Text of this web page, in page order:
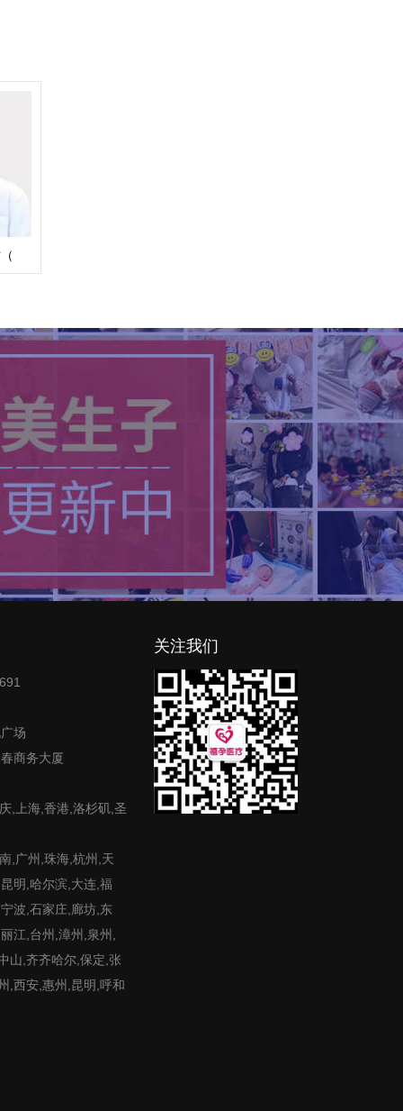
）
场
商务大厦
,上海,香港,洛杉矶,圣
,广州,珠海,杭州,天
明,哈尔滨,大连,福
波,石家庄,廊坊,东
江,台州,漳州,泉州,
山,齐齐哈尔,保定,张
,西安,惠州,昆明,呼和
关注我们